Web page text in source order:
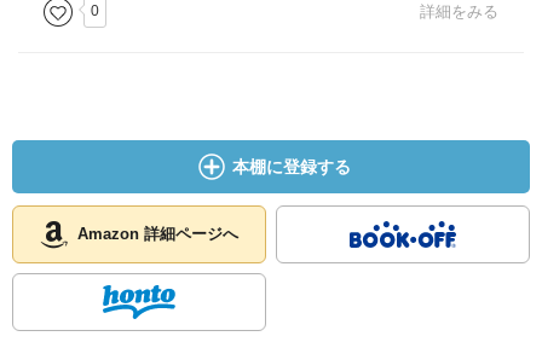
0 詳細をみる
本棚に登録する
Amazon 詳細ページへ